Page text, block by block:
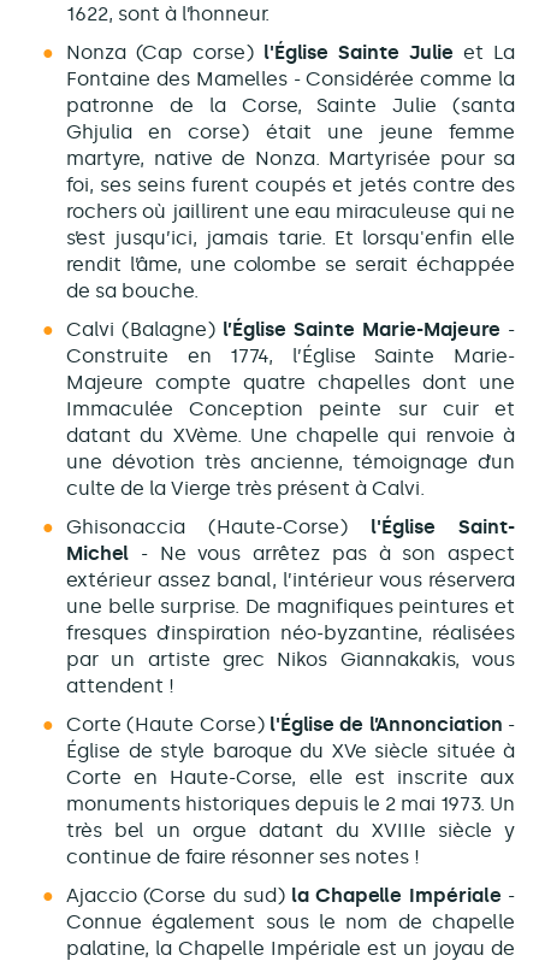
1622, sont à l’honneur.
Nonza (Cap corse) l'Église Sainte Julie et La
Fontaine des Mamelles - Considérée comme la
patronne de la Corse, Sainte Julie (santa
Ghjulia en corse) était une jeune femme
martyre, native de Nonza. Martyrisée pour sa
foi, ses seins furent coupés et jetés contre des
rochers où jaillirent une eau miraculeuse qui ne
s’est jusqu’ici, jamais tarie. Et lorsqu'enfin elle
rendit l’âme, une colombe se serait échappée
de sa bouche.
Calvi (Balagne) l’Église Sainte Marie-Majeure -
Construite en 1774, l’Église Sainte Marie-
Majeure compte quatre chapelles dont une
Immaculée Conception peinte sur cuir et
datant du XVème. Une chapelle qui renvoie à
une dévotion très ancienne, témoignage d’un
culte de la Vierge très présent à Calvi.
Ghisonaccia (Haute-Corse) l'Église Saint-
Michel - Ne vous arrêtez pas à son aspect
extérieur assez banal, l’intérieur vous réservera
une belle surprise. De magnifiques peintures et
fresques d’inspiration néo-byzantine, réalisées
par un artiste grec Nikos Giannakakis, vous
attendent !
Corte (Haute Corse) l'Église de l’Annonciation -
Église de style baroque du XVe siècle située à
Corte en Haute-Corse, elle est inscrite aux
monuments historiques depuis le 2 mai 1973. Un
très bel un orgue datant du XVIIIe siècle y
continue de faire résonner ses notes !
Ajaccio (Corse du sud) la Chapelle Impériale -
Connue également sous le nom de chapelle
palatine, la Chapelle Impériale est un joyau de